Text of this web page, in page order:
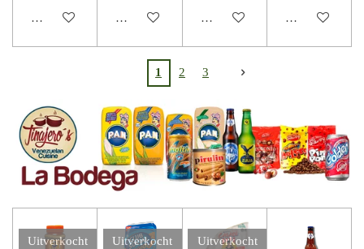
In winkelwagen Houd mij op de hoogteHoud mij op de hoogte
In
1 2 3
Uitverkocht Uitverkocht Uitverkocht